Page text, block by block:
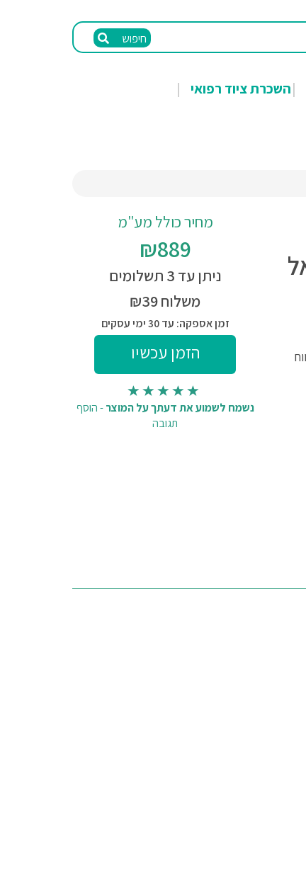
חיפוש
השכרת ציוד רפואי
מחיר כולל מע"מ
₪889
ניתן עד 3 תשלומים
משלוח ₪39
זמן אספקה: עד 30 ימי עסקים
נשמח לשמוע את דעתך על המוצר-הוסף
תגובה